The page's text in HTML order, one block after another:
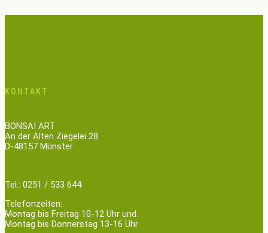
KONTAKT
BONSAI ART
An der Alten Ziegelei 28
D-48157 Münster
Tel.: 0251 / 533 644
Telefonzeiten:
Montag bis Freitag 10-12 Uhr und
Montag bis Donnerstag 13-16 Uhr